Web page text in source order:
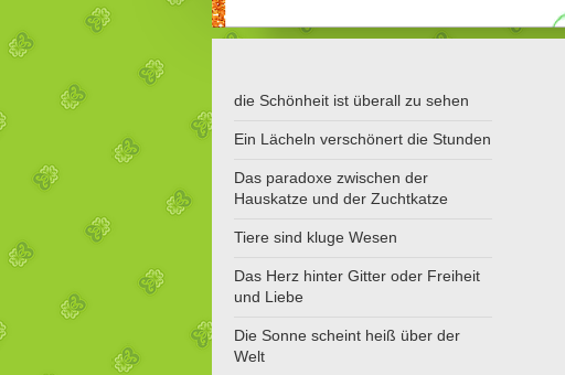
die Schönheit ist überall zu sehen
Ein Lächeln verschönert die Stunden
Das paradoxe zwischen der
Hauskatze und der Zuchtkatze
Tiere sind kluge Wesen
Das Herz hinter Gitter oder Freiheit
und Liebe
Die Sonne scheint heiß über der
Welt